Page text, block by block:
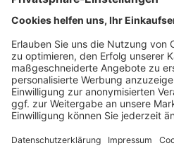
Vertrag
Druckerzubehoer.de –
Sie sind auf der Suche nach dem
oder Zubehör für das Büro,
Smartphone? Dann sind Sie bei
richtig! Unser breites Sortiment
und Toner für alle gängigen
kleiner Hersteller. Zugleich sind
einrichten, die Werkstatt